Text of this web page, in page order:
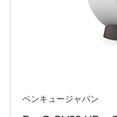
ベンキュージャパン